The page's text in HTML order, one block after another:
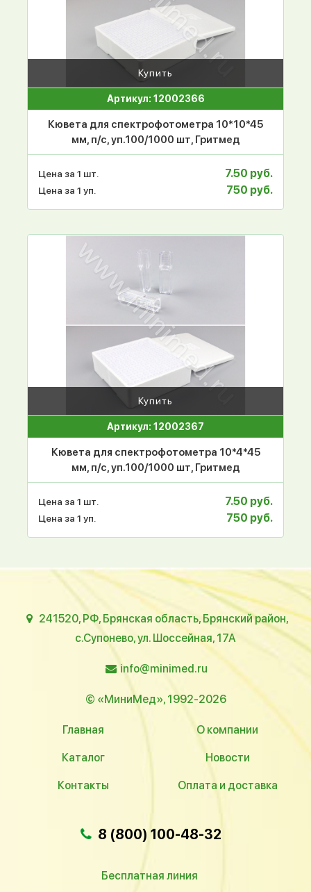
Купить
Артикул: 12002366
Кювета для спектрофотометра 10*10*45
мм, п/с, уп.100/1000 шт, Гритмед
Цена за 1 шт. 7.50 руб.
Цена за 1 уп. 750 руб.
Купить
Артикул: 12002367
Кювета для спектрофотометра 10*4*45
мм, п/с, уп.100/1000 шт, Гритмед
Цена за 1 шт. 7.50 руб.
Цена за 1 уп. 750 руб.
241520, РФ, Брянская область, Брянский район,
с.Супонево, ул. Шоссейная, 17А
info@minimed.ru
© «МиниМед», 1992-2026
Главная О компании
Каталог Новости
Контакты Оплата и доставка
8 (800) 100-48-32
Бесплатная линия